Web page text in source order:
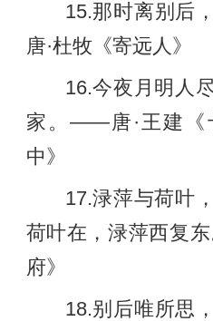
15.那时离别后
唐·杜牧《寄远人》
16.今夜月明人
家。——唐·王建《
中》
17.渌萍与荷叶
荷叶在，渌萍西复
府》
18.别后唯所思